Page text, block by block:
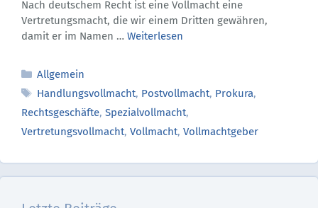
Nach deutschem Recht ist eine Vollmacht eine
Vertretungsmacht, die wir einem Dritten gewähren,
damit er im Namen … Weiterlesen
Kategorien
Allgemein
Schlagwörter
Handlungsvollmacht, Postvollmacht, Prokura,
Rechtsgeschäfte, Spezialvollmacht,
Vertretungsvollmacht, Vollmacht, Vollmachtgeber